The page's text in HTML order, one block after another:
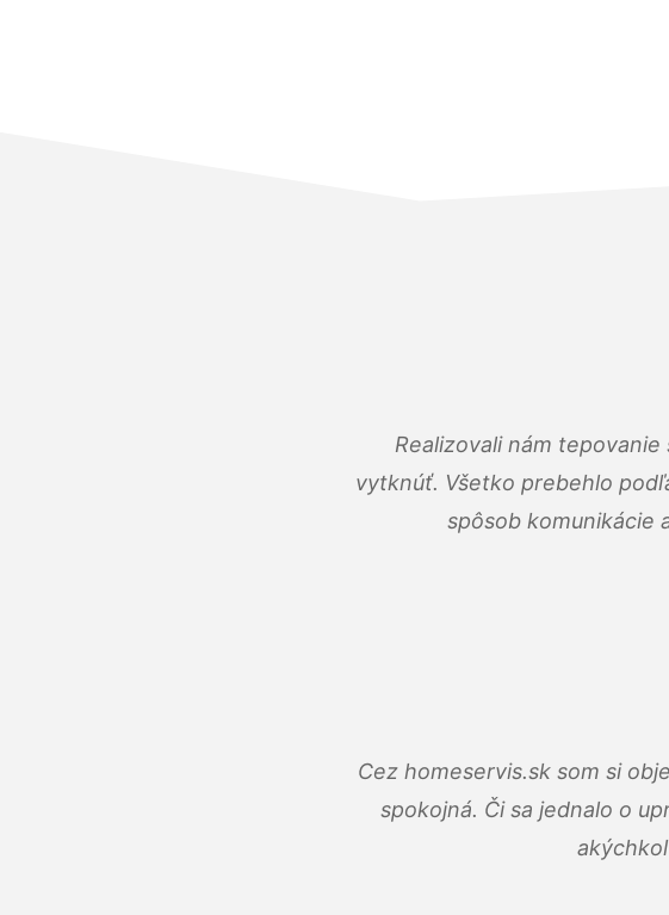
Realizovali nám
vytknúť. Všetko prebehlo
spôsob komunikácie
Cez homeservis.sk som si
spokojná. Či sa jednalo o